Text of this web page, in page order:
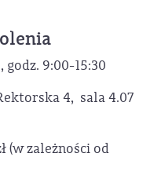
9:00-15:30
4, sala 4.07
(w zależności od